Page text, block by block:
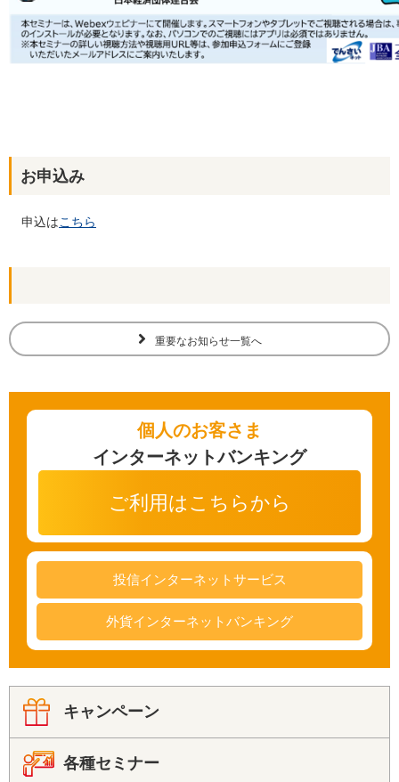
お申込み
申込はこちら
重要なお知らせ一覧へ
個人のお客さま
インターネットバンキング
ご利用はこちらから
投信インターネットサービス
外貨インターネットバンキング
キャンペーン
各種セミナー